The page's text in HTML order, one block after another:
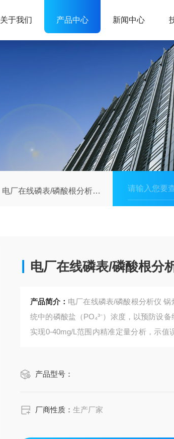
关于我们 产品中心 新闻中心
电厂在线磷表/磷酸根分析仪 锅炉水冷凝水用
电厂在线磷表/磷酸根分
产品简介： 电厂在线磷表/磷酸根分析仪
统中的磷酸盐（PO₄³⁻）浓度，以预防设
实现0-40mg/L范围内精准定量分析，示值
产品型号：
厂商性质：生产厂家